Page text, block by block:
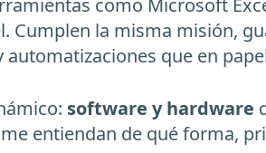
como Microsoft
Cumplen la misma misión,
que en
software y hardware
entiendan de qué forma,